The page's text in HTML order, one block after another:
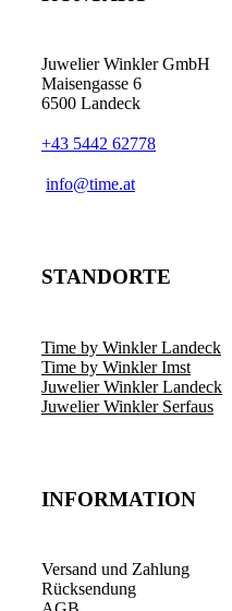
Juwelier Winkler GmbH
Maisengasse 6
6500 Landeck
+43 5442 62778
info@time.at
STANDORTE
Time by Winkler Landeck
Time by Winkler Imst
Juwelier Winkler Landeck
Juwelier Winkler Serfaus
INFORMATION
Versand und Zahlung
Rücksendung